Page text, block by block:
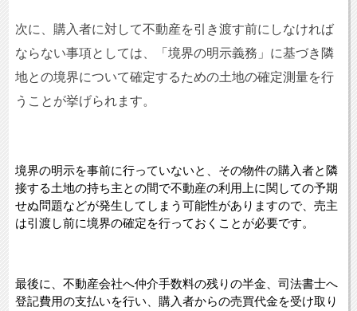
次に、購入者に対して不動産を引き渡す前にしなければ
ならない事項としては、「境界の明示義務」に基づき隣
地との境界について確定するための土地の確定測量を行
うことが挙げられます。
境界の明示を事前に行っていないと、その物件の購入者と隣
接する土地の持ち主との間で不動産の利用上に関しての予期
せぬ問題などが発生してしまう可能性がありますので、売主
は引渡し前に境界の確定を行っておくことが必要です。
最後に、不動産会社へ仲介手数料の残りの半金、司法書士へ
登記費用の支払いを行い、購入者からの売買代金を受け取り